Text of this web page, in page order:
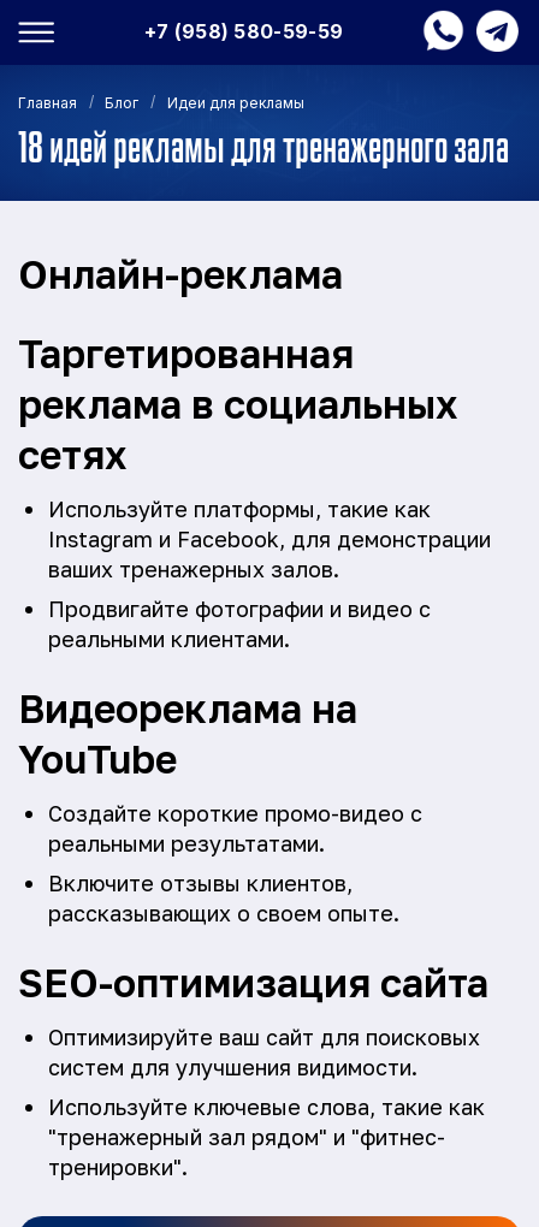
+7 (958) 580-59-59
Главная / Блог / Идеи для рекламы
18 идей рекламы для тренажерного зала
Онлайн-реклама
Таргетированная
реклама в социальных
сетях
Используйте платформы, такие как
Instagram и Facebook, для демонстрации
ваших тренажерных залов.
Продвигайте фотографии и видео с
реальными клиентами.
Видеореклама на
YouTube
Создайте короткие промо-видео с
реальными результатами.
Включите отзывы клиентов,
рассказывающих о своем опыте.
SEO-оптимизация сайта
Оптимизируйте ваш сайт для поисковых
систем для улучшения видимости.
Используйте ключевые слова, такие как
"тренажерный зал рядом" и "фитнес-
тренировки".